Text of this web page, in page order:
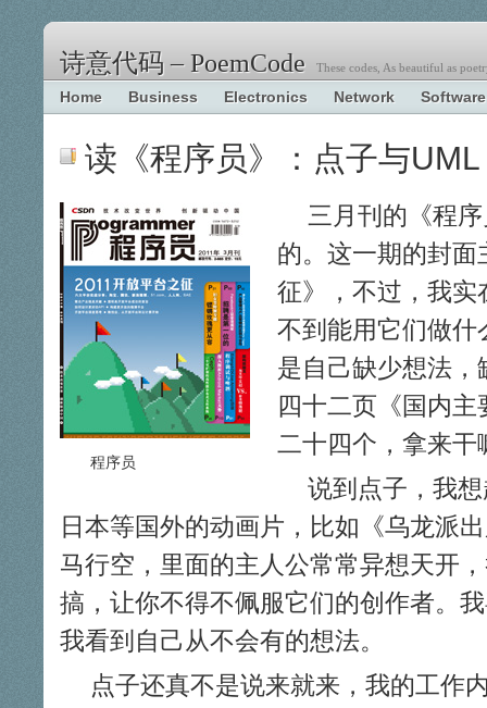
诗意代码 – PoemCode These codes, As beautiful as
Home Business Electronics Network Software
读《程序员》：点子与UML
程序员
三月刊的《程
的。这一期的封面
征》，不过，我实
不到能用它们做什
是自己缺少想法
四十二页《国内
二十四个，拿来干
说到点子，我
日本等国外的动画片，比如《乌龙派
马行空，里面的主人公常常异想天开
搞，让你不得不佩服它们的创作者。
我看到自己从不会有的想法。
点子还真不是说来就来，我的工作